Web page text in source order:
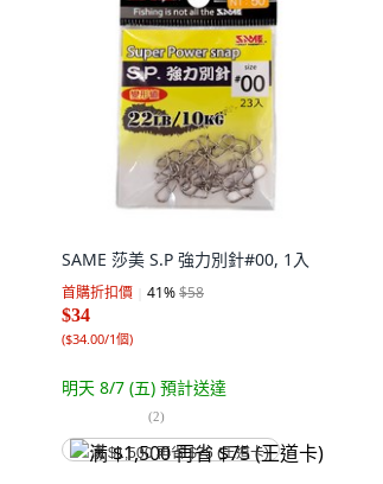
SAME 莎美 S.P 強力別針#00, 1入
首購折扣價 41%$58
$34
($34.00/1個)
明天 8/7 (五) 預計送達
(2)
满 $1,500 再省 $75 (王道卡)